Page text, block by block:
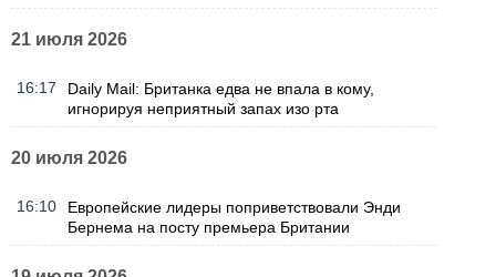
21 июля 2026
16:17
Daily Mail: Британка едва не впала в кому,
игнорируя неприятный запах изо рта
20 июля 2026
16:10
Европейские лидеры поприветствовали Энди
Бернема на посту премьера Британии